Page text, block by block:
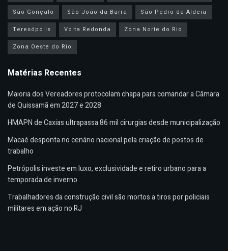
São Gonçalo
São João da Barra
São Pedro da Aldeia
Teresópolis
Volta Redonda
Zona Norte do Rio
Zona Oeste do Rio
Matérias Recentes
Maioria dos Vereadores protocolam chapa para comandar a Câmara
de Quissamã em 2027 e 2028
HMAPN de Caxias ultrapassa 86 mil cirurgias desde municipalização
Macaé desponta no cenário nacional pela criação de postos de
trabalho
Petrópolis investe em luxo, exclusividade e retiro urbano para a
temporada de inverno
Trabalhadores da construção civil são mortos a tiros por policiais
militares em ação no RJ